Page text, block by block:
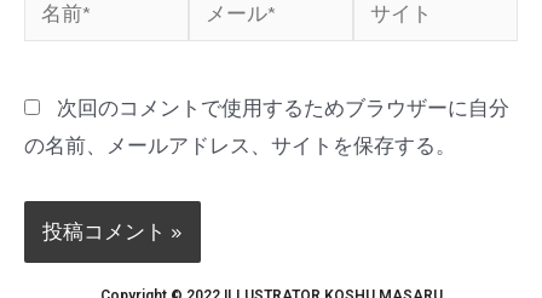
次回のコメントで使用するためブラウザーに自分
の名前、メールアドレス、サイトを保存する。